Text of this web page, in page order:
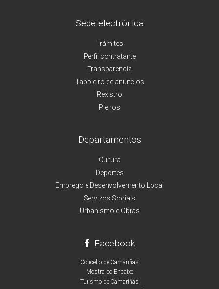
Sede electrónica
Trámites
Perfil contratante
Transparencia
Taboleiro de anuncios
Rexistro
Plenos
Departamentos
Cultura
Deportes
Emprego e Desenvolvemento Local
Servizos Sociais
Urbanismo e Obras
Facebook
Concello de Camariñas
Mostra do Encaixe
Turismo de Camariñas